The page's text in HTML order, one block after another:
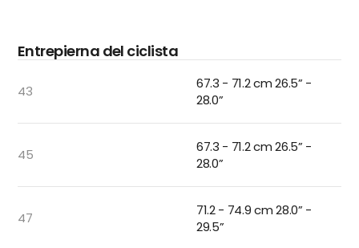
Entrepierna del ciclista
43
67.3 - 71.2 cm 26.5” -
28.0”
45
67.3 - 71.2 cm 26.5” -
28.0”
47
71.2 - 74.9 cm 28.0” -
29.5”